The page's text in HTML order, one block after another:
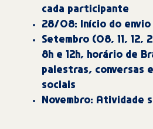
cada participante
28/08: Início do
Setembro (08, 11,
8h e 12h, horário de
palestras, conversas
sociais
Novembro: Atividade